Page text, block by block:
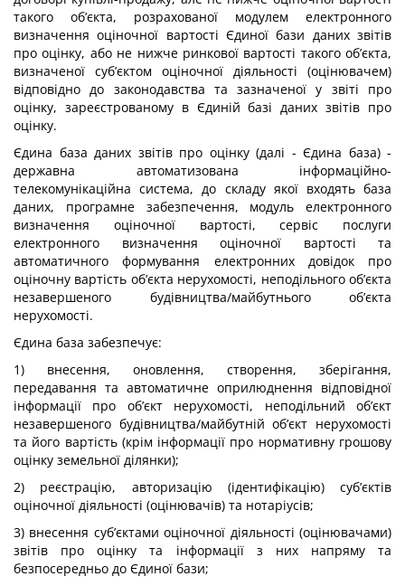
такого об’єкта, розрахованої модулем електронного
визначення оціночної вартості Єдиної бази даних звітів
про оцінку, або не нижче ринкової вартості такого об’єкта,
визначеної суб’єктом оціночної діяльності (оцінювачем)
відповідно до законодавства та зазначеної у звіті про
оцінку, зареєстрованому в Єдиній базі даних звітів про
оцінку.
Єдина база даних звітів про оцінку (далі - Єдина база) -
державна автоматизована інформаційно-
телекомунікаційна система, до складу якої входять база
даних, програмне забезпечення, модуль електронного
визначення оціночної вартості, сервіс послуги
електронного визначення оціночної вартості та
автоматичного формування електронних довідок про
оціночну вартість об’єкта нерухомості, неподільного об’єкта
незавершеного будівництва/майбутнього об’єкта
нерухомості.
Єдина база забезпечує:
1) внесення, оновлення, створення, зберігання,
передавання та автоматичне оприлюднення відповідної
інформації про об’єкт нерухомості, неподільний об’єкт
незавершеного будівництва/майбутній об’єкт нерухомості
та його вартість (крім інформації про нормативну грошову
оцінку земельної ділянки);
2) реєстрацію, авторизацію (ідентифікацію) суб’єктів
оціночної діяльності (оцінювачів) та нотаріусів;
3) внесення суб’єктами оціночної діяльності (оцінювачами)
звітів про оцінку та інформації з них напряму та
безпосередньо до Єдиної бази;